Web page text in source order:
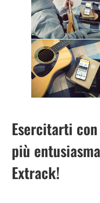
Esercitarti
più
Extrack!